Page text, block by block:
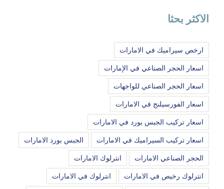
الاكثر بحثا
ارخص سيراميك في الامارات
اسعار الحجر الصناعي في الإمارات
اسعار الحجر الصناعي للواجهات
اسعار الفورسيلنج في الامارات
اسعار تركيب الجبس بورد في الامارات
اسعار تركيب السيراميك في الامارات الجبس بورد الامارات
الحجر الصناعي الامارات انترلوك الامارات
انترلوك رخيص في الامارات انترلوك في الامارات